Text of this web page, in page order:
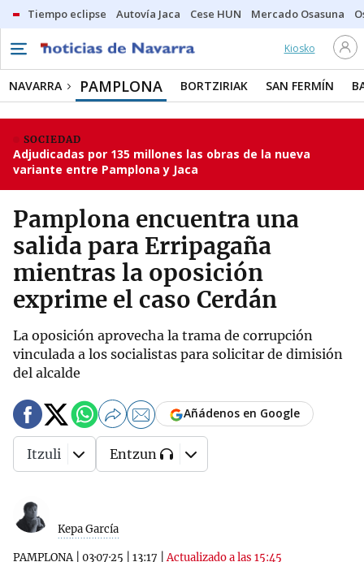
Tiempo eclipse Autovía Jaca Cese HUN Mercado Osasuna
Kiosko
NAVARRA PAMPLONA BORTZIRIAK SAN FERMÍN
SOCIEDAD
Adjudicadas por 135 millones las obras de la nueva
variante entre Pamplona y Jaca
Pamplona encuentra una
salida para Erripagaña
mientras la oposición
exprime el caso Cerdán
La oposición aprovecha la trama de corrupción
vinculada a los socialistas para solicitar de dimisión
del alcalde
Kepa García
PAMPLONA| 03·07·25 13:17 |Actualizado a las 15:45
Añádenos en Google
Itzuli Entzun